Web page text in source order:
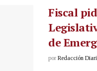
Fiscal
de
por Redacción